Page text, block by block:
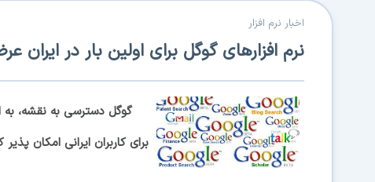
اخبار نرم افزار
نرم افزارهای گوگل برای اولین بار در ایران
گوگل دسترسی به نقشه، به
برای کاربران ایرانی امکان پذیر